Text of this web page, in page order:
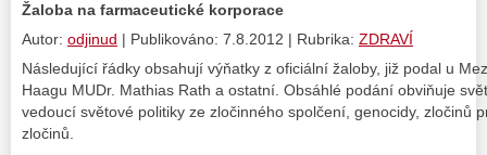
Žaloba na farmaceutické korporace
Autor: odjinud | Publikováno: 7.8.2012 | Rubrika: ZDRAVÍ
Následující řádky obsahují výňatky z oficiální žaloby, již podal u
Haagu MUDr. Mathias Rath a ostatní. Obsáhlé podání obviňuje
vedoucí světové politiky ze zločinného spolčení, genocidy, zločinů
zločinů.